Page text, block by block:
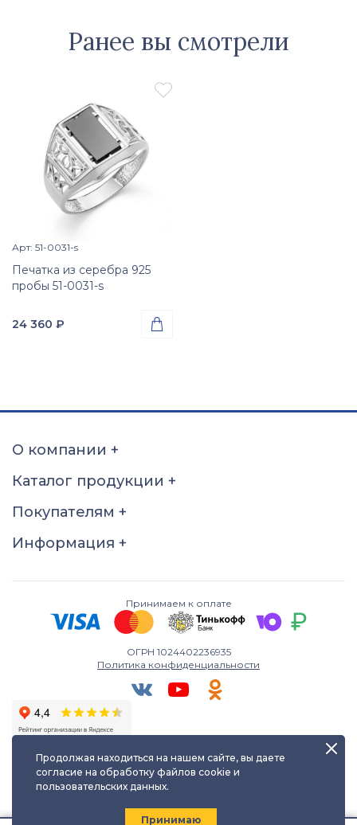
Ранее вы смотрели

 Просмотр изделия
Арт: 51-0031-s
Печатка из серебра 925
пробы 51-0031-s
24 360 ₽ 
18 18.5 19
19.5
20
20.5 21
22
22.5
О компании +
Каталог продукции +
Покупателям +
Информация +
Принимаем к оплате
ОГРН 1024402236935
Политика конфиденциальности
Любое использование либо копирование материалов сайта
kayuf.ru| © КаЮФ , 2013-2026
Продолжая находиться на нашем сайте, вы даете
согласие на обработку файлов cookie и
пользовательских данных.
Принимаю